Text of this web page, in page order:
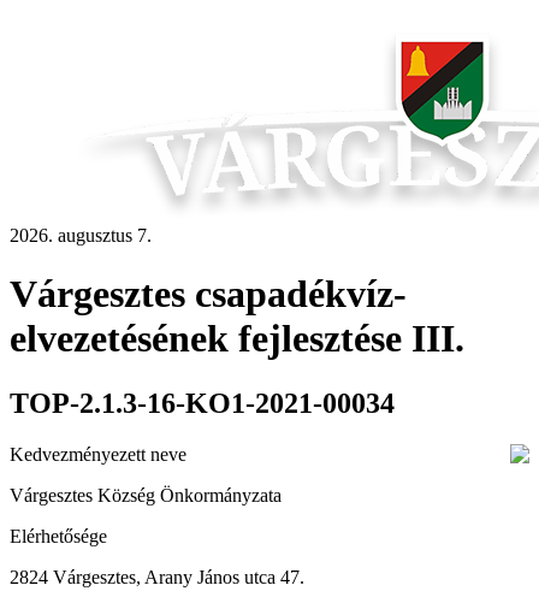
2026. augusztus 7.
Várgesztes csapadékvíz-
elvezetésének fejlesztése III.
TOP-2.1.3-16-KO1-2021-00034
Kedvezményezett neve
Várgesztes Község Önkormányzata
Elérhetősége
2824 Várgesztes, Arany János utca 47.